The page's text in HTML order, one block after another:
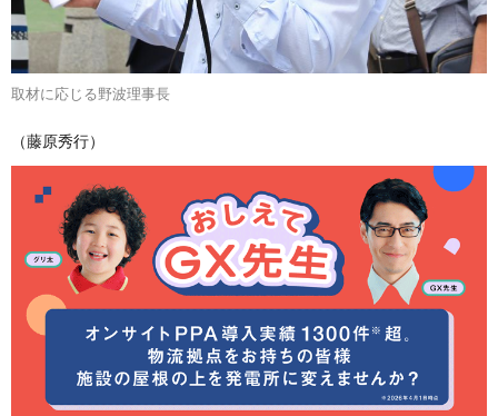
取材に応じる野波理事長
（藤原秀行）